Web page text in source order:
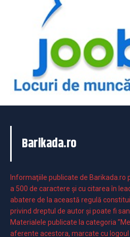
Barikada.ro
Informaţiile publicate de Barikada.ro
a 500 de caractere şi cu citarea în
abatere de la această regulă
privind dreptul de autor și poate fi
Materialele publicate la categoria
aferente acestora, marcate cu logoul